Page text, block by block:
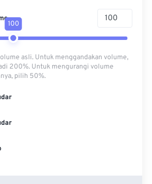
100
asli. Untuk menggandakan volume,
200%. Untuk mengurangi volume
pilih 50%.